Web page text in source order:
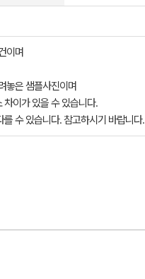
이며
놓은 샘플사진이며
차이가 있을 수 있습니다.
수 있습니다. 참고하시기 바랍니다.